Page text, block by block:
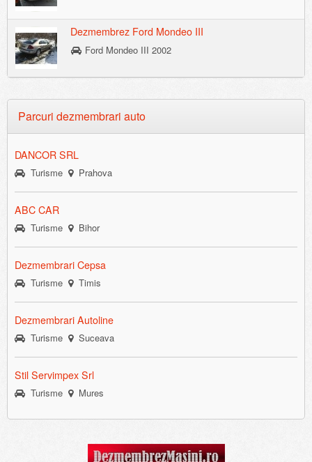
Dezmembrez Ford Mondeo III
Ford Mondeo III 2002
Parcuri dezmembrari auto
DANCOR SRL
Turisme Prahova
ABC CAR
Turisme Bihor
Dezmembrari Cepsa
Turisme Timis
Dezmembrari Autoline
Turisme Suceava
Stil Servimpex Srl
Turisme Mures